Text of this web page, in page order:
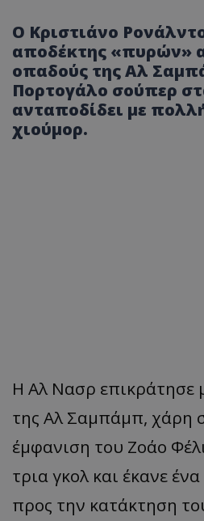
Ο Κριστιάνο
αποδέκτης «πυρών»
οπαδούς της Αλ
Πορτογάλο σούπερ
ανταποδίδει με
χιούμορ.
Η Αλ Νασρ επικράτησε
της Αλ Σαμπάμπ, χάρη
έμφανιση του Ζοάο
τρια γκολ και έκανε
προς την κατάκτηση